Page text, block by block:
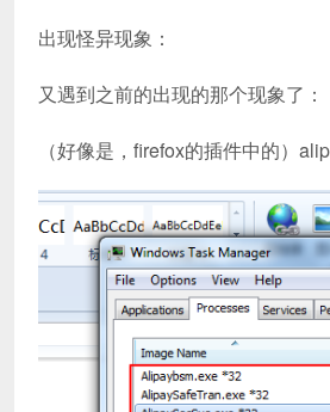
出现怪异现象：
又遇到之前的出现的那个现象了：
（好像是，firefox的插件中的）